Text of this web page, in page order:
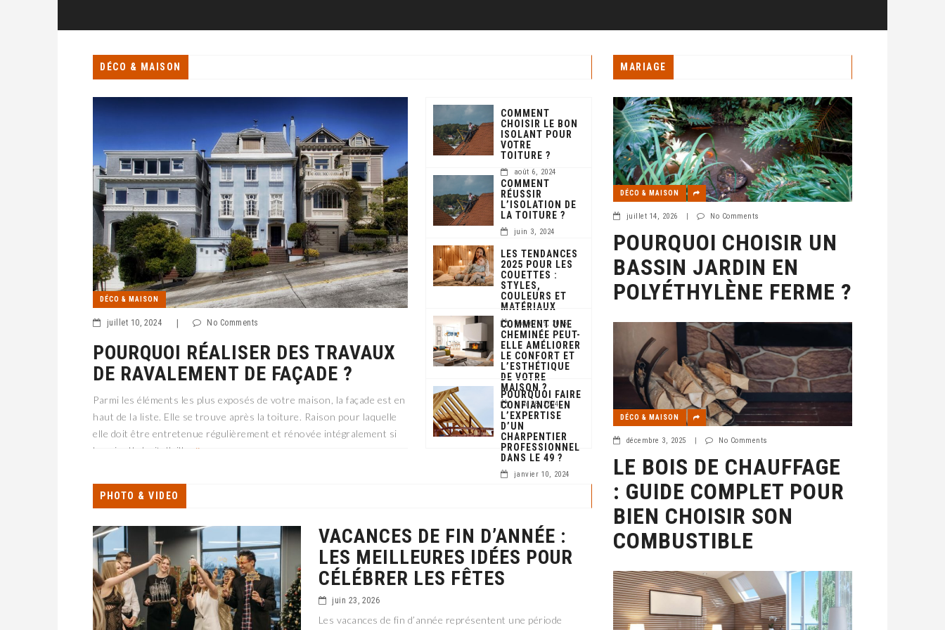
DÉCO & MAISON
DÉCO & MAISON
juillet 10, 2024 No Comments
POURQUOI RÉALISER DES TRAVAUX
DE RAVALEMENT DE FAÇADE ?
Parmi les éléments les plus exposés de votre maison, la façade est en
haut de la liste. Elle se trouve après la toiture. Raison pour laquelle
elle doit être entretenue régulièrement et rénovée intégralement si
besoin. Il s’agit d’aille
COMMENT
CHOISIR LE BON
ISOLANT POUR
VOTRE
TOITURE ?
août 6, 2024
COMMENT
RÉUSSIR
L’ISOLATION DE
LA TOITURE ?
juin 3, 2024
LES TENDANCES
2025 POUR LES
COUETTES :
STYLES,
COULEURS ET
MATÉRIAUX
février 19, 2025
COMMENT UNE
CHEMINÉE PEUT-
ELLE AMÉLIORER
LE CONFORT ET
L’ESTHÉTIQUE
DE VOTRE
MAISON ?
juin 28, 2024
POURQUOI FAIRE
CONFIANCE EN
L’EXPERTISE
D’UN
CHARPENTIER
PROFESSIONNEL
DANS LE 49 ?
janvier 10, 2024
PHOTO & VIDEO
VACANCES DE FIN D’ANNÉE :
LES MEILLEURES IDÉES POUR
CÉLÉBRER LES FÊTES
juin 23, 2026
Les vacances de fin d’année représentent une période
MARIAGE
DÉCO & MAISON
juillet 14, 2026 | No Comments
POURQUOI CHOISIR UN
BASSIN JARDIN EN
POLYÉTHYLÈNE FERME ?
DÉCO & MAISON
décembre 3, 2025 No Comments
LE BOIS DE CHAUFFAGE
: GUIDE COMPLET POUR
BIEN CHOISIR SON
COMBUSTIBLE